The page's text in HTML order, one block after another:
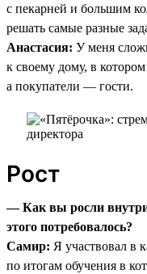
с пекарней и большим
решать самые разные
Анастасия: У меня
к своему дому, в
а покупатели — гости.
Рост
— Как вы росли
этого потребовалось?
Самир: Я участвовал в
по итогам обучения в